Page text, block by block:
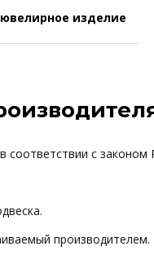
изделие
соответствии с
производителем.